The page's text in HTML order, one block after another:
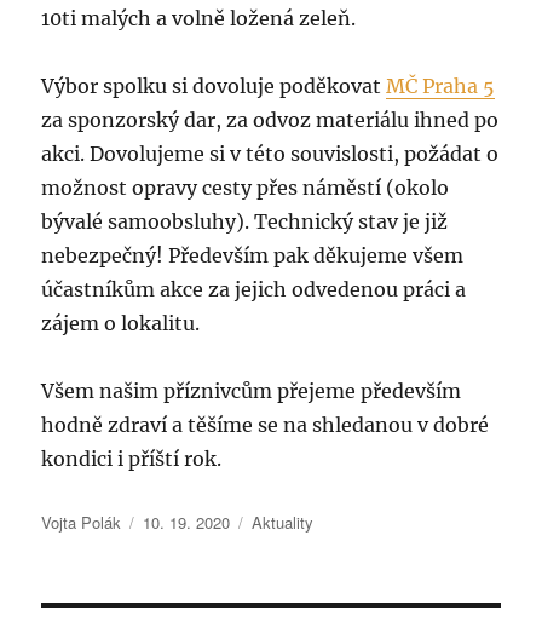
10ti malých a volně ložená zeleň.
Výbor spolku si dovoluje poděkovatMČ Praha 5
za sponzorský dar, za odvoz materiálu ihned po
akci. Dovolujeme si v této souvislosti, požádat o
možnost opravy cesty přes náměstí (okolo
bývalé samoobsluhy). Technický stav je již
nebezpečný! Především pak děkujeme všem
účastníkům akce za jejich odvedenou práci a
zájem o lokalitu.
Všem našim příznivcům přejeme především
hodně zdraví a těšíme se na shledanou v dobré
kondici i příští rok.
Autor:
Vojta Polák Publikováno:
10. 19. 2020 Rubriky:
Aktuality